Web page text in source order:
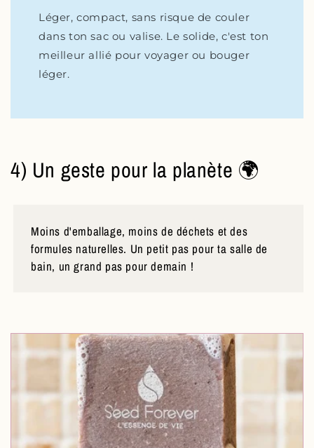
Léger, compact, sans risque de couler
dans ton sac ou valise. Le solide, c'est ton
meilleur allié pour voyager ou bouger
léger.
4) Un geste pour la planète 🌍
Moins d'emballage, moins de déchets et des
formules naturelles. Un petit pas pour ta salle de
bain, un grand pas pour demain !